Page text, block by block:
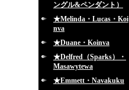
ングル&ペンダント）
★Melinda・Lucas・Koi
nva
★Duane・Koinva
★Delfred（Sparks）・
Masawytewa
★Emmett・Navakuku